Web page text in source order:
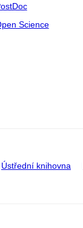
Science
Ústřední knihovna